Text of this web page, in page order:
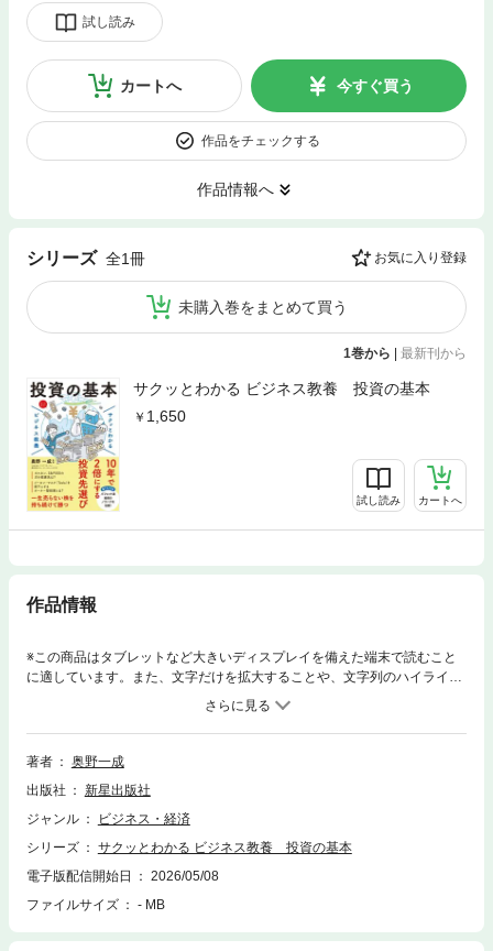
試し読み
カートへ 今すぐ買う
作品をチェックする
作品情報へ
シリーズ 全1冊 お気に入り登録
未購入巻をまとめて買う
1巻から | 最新刊から
サクッとわかる ビジネス教養 投資の基本
1,650
試し読み カートへ
作品情報
※この商品はタブレットなど大きいディスプレイを備えた端末で読むこと
に適しています。また、文字だけを拡大することや、文字列のハイライ
ト、検索、辞書の参照、引用などの機能が使用できません。モノの価格が
上がるインフレ時代が到来し、お金を持っているだけではその価値は減っ
ていきます。そうすると、今まで以上にお金を稼ぐ、増やすが必要です。
稼ぐ力に必要なのは自己投資であり、増やすために大きく役立つのは金融
ればいいのか？」と迷っている方に向け「長期投資」をベースとした資産
を増やす方法を勧めています。○長期投資こそ、利回りの極意投資の神様
した。長期投資こそ、脅威の利回りを実現する術なのです。本書のノウハ
ウは、日本のバフェットと言われている監修者のノウハウが詰まっていま
す。長期投資する投資先の企業の選び方も具体的に書かれています。○大
きなフルカラーイラストだから、ひと目で理解本書は、4ページ（2見開
著者
奥野一成
出版社
新星出版社
ジャンル
ビジネス・経済
シリーズ
サクッとわかる ビジネス教養 投資の基本
電子版配信開始日
2026/05/08
ファイルサイズ
- MB